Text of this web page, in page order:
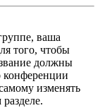
ваша
того, чтобы
должны
изменять